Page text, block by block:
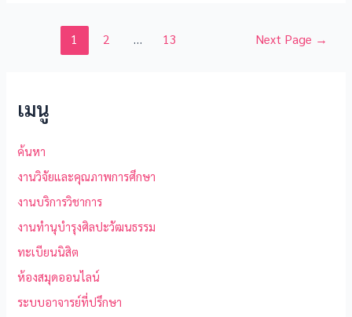
1 2 … 13 Next Page →
เมนู
ค้นหา
งานวิจัยและคุณภาพการศึกษา
งานบริการวิชาการ
งานทำนุบำรุงศิลปะวัฒนธรรม
ทะเบียนนิสิต
ห้องสมุดออนไลน์
ระบบอาจารย์ที่ปรึกษา